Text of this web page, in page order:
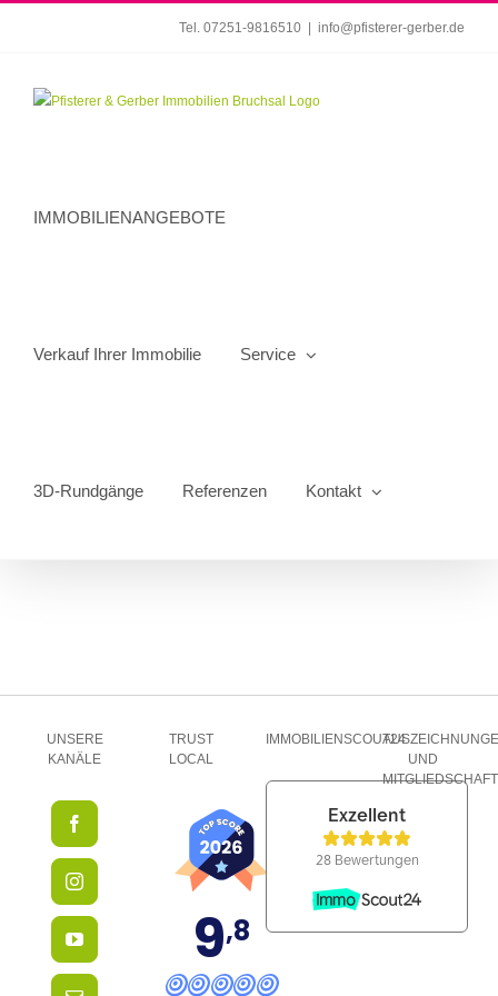
Tel. 07251-9816510 info@pfisterer-gerber.de
IMMOBILIENANGEBOTE
Verkauf Ihrer Immobilie Service
3D-Rundgänge Referenzen Kontakt
UNSERE
KANÄLE
TRUST
LOCAL
9,8
IMMOBILIENSCOUT24
UND